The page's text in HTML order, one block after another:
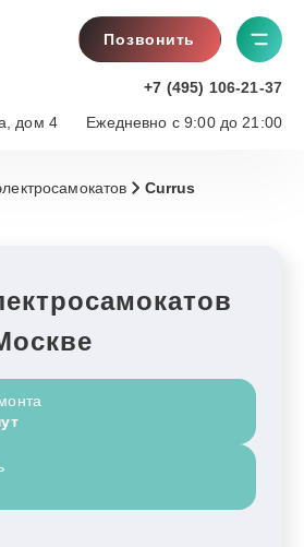
Позвонить
+7 (495) 106-21-37
Ежедневно с 9:00 до 21:00
дом 4
Currus